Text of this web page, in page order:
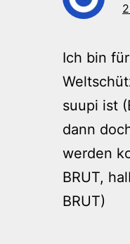
Ich bin
suupi ist
dann
werden
BRUT,
BRUT)